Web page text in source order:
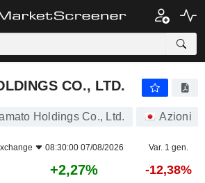
CO., LTD.
Holdings Co., Ltd. Azioni
08:30:00 07/08/2026 Var. 1 gen.
+2,27% -12,38%